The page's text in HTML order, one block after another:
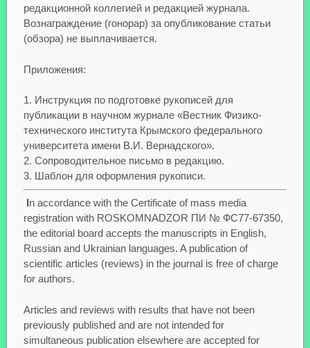
редакционной коллегией и редакцией журнала.
Вознаграждение (гонорар) за опубликование статьи
(обзора) не выплачивается.
Приложения:
Инструкция по подготовке рукописей для
публикации в научном журнале «Вестник Физико-
технического института Крымского федерального
университета имени В.И. Вернадского».
Сопроводительное письмо в редакцию.
Шаблон для оформления рукописи.
In accordance with the Certificate of mass media
registration with ROSKOMNADZOR ПИ № ФС77-67350,
the editorial board accepts the manuscripts in English,
Russian and Ukrainian languages. A publication of
scientific articles (reviews) in the journal is free of charge
for authors.
Articles and reviews with results that have not been
previously published and are not intended for
simultaneous publication elsewhere are accepted for